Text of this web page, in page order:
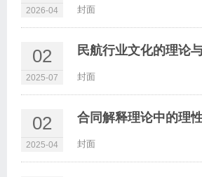
2026-04 封面
02
2025-07
民航行业文化的理论
封面
02
2025-04
合同解释理论中的理
封面